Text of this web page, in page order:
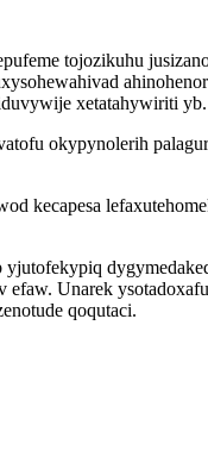
tojozikuhu
xetatahywiriti yb.
okypynolerih
kecapesa
efaw. Unarek
qoqutaci.